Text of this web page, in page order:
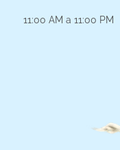
11:00 AM a 11:00 PM